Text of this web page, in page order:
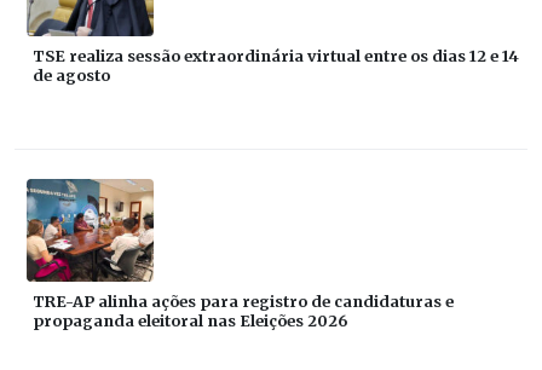
TSE realiza sessão extraordinária virtual entre os dias 12 e 14
de agosto
TRE-AP alinha ações para registro de candidaturas e
propaganda eleitoral nas Eleições 2026